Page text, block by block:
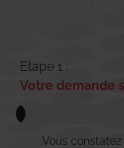
Etape 1 :
Votre demande
Vous